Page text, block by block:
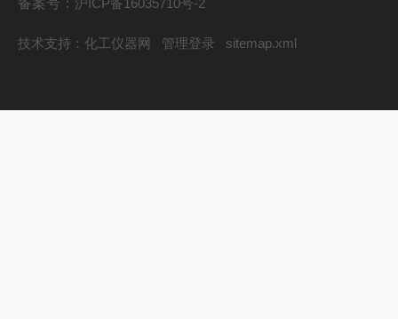
备案号： 沪ICP备16035710号-2
技术支持： 化工仪器网 管理登录 sitemap.xml